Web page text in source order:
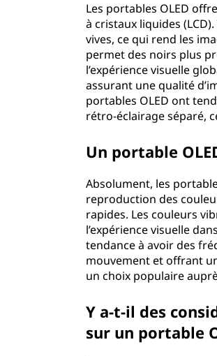
Les portables OLED
à cristaux liquides
vives, ce qui rend les
permet des noirs plus
l’expérience visuelle
assurant une qualité
portables OLED ont
rétro-éclairage séparé,
Un portable
Absolument, les
reproduction des
rapides. Les couleurs
l’expérience visuelle
tendance à avoir des
mouvement et offrant
un choix populaire
Y a-t-il des
sur un portable